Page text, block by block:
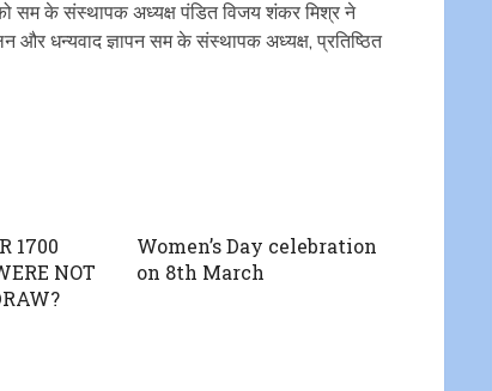
सम के संस्थापक अध्यक्ष पंडित विजय शंकर मिश्र ने
और धन्यवाद ज्ञापन सम के संस्थापक अध्यक्ष, प्रतिष्ठित
1700
NOT
Women’s Day celebration
on 8th March